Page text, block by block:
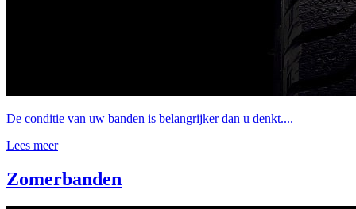
De conditie van uw banden is belangrijker dan u denkt....
Lees meer
Zomerbanden